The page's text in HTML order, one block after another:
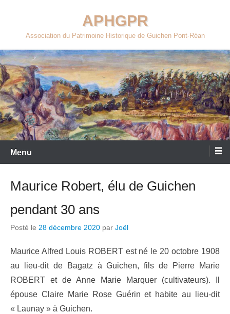
contenu
APHGPR
Association du Patrimoine Historique de Guichen Pont-Réan
Menu
Maurice Robert, élu de Guichen
pendant 30 ans
Posté le 28 décembre 2020 par Joël
Maurice Alfred Louis ROBERT est né le 20 octobre 1908
au lieu-dit de Bagatz à Guichen, fils de Pierre Marie
ROBERT et de Anne Marie Marquer (cultivateurs). Il
épouse Claire Marie Rose Guérin et habite au lieu-dit
« Launay » à Guichen.